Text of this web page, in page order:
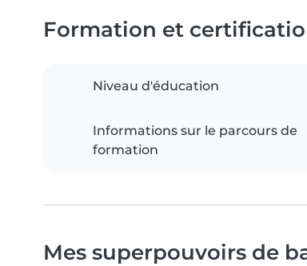
Formation et
Niveau d'éducation
Informations sur le parcours de
formation
Mes superpouvoirs de